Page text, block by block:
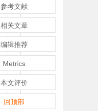
参考文献
相关文章
编辑推荐
Metrics
本文评价
回顶部